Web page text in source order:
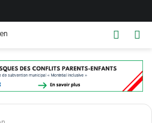
Switch